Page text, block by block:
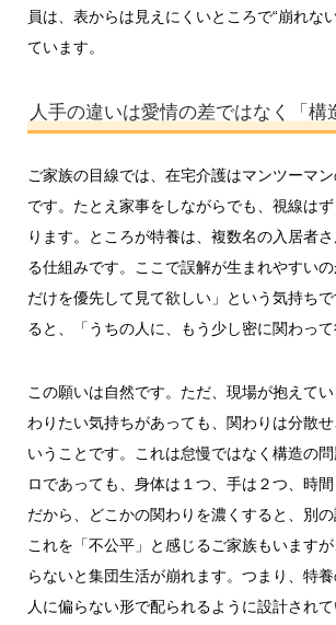
員は、表からは見えにくいところで“崩れな
ています。
人手の違いは愛情の差ではなく「構
ご家族の目線では、在宅介護はマンツーマ
です。たとえ家事をしながらでも、視線は
ります。ところが特養は、複数名の入居者
る仕組みです。ここで誤解が生まれやすい
だけを優先して見て欲しい」という気持ち
ると、「うちの人に、もう少し密に関わって
この願いは自然です。ただ、現場が抱えて
わりたい気持ちがあっても、関わりは分散
いうことです。これは怠慢ではなく構造の
ロであっても、身体は１つ、手は２つ、時間
だから、どこかの関わりを濃くすると、別の
これを「不公平」と感じるご家族もいます
らないと集団生活が崩れます。つまり、特養
人に偏らない形で配られるように設計されて